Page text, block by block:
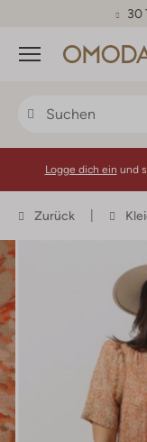
30
Menü
Logge dich ein und
Zurück